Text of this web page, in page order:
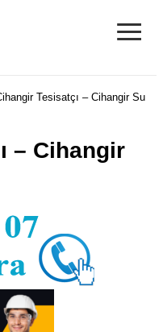
≡
Tesisatçı – Cihangir Su
– Cihangir